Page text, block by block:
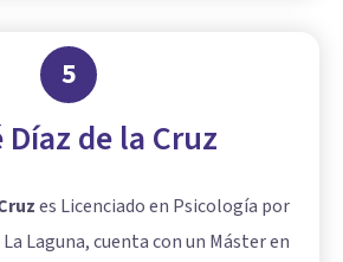
5
Díaz de la Cruz
es Licenciado en Psicología por
Laguna, cuenta con un Máster en